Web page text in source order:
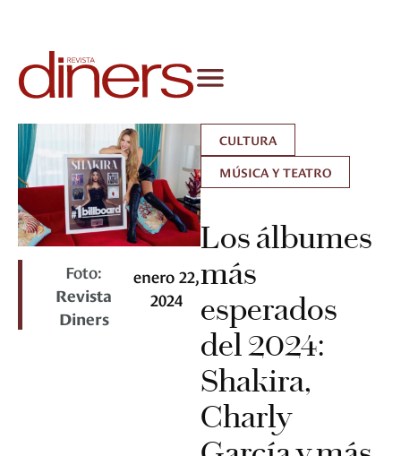
Foto:
Revista
Diners
enero 22,
2024
CULTURA
MÚSICA Y TEATRO
Los álbumes
más
esperados
del 2024:
Shakira,
Charly